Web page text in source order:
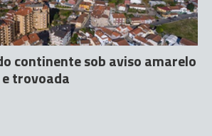
continente sob aviso amarelo
trovoada